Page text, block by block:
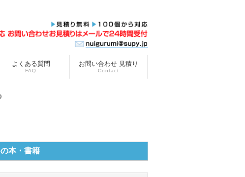
よくある質問
FAQ
お問い合わせ 見積り
Contact
本・書籍